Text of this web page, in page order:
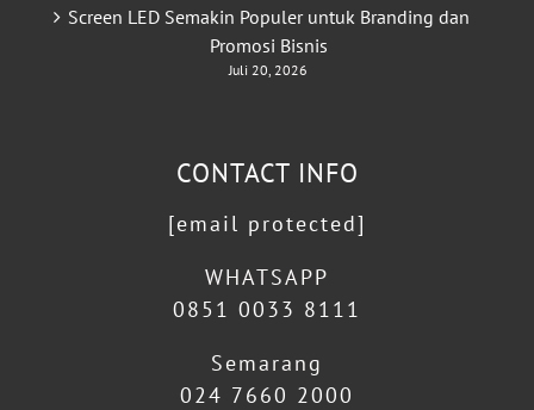
Screen LED Semakin Populer untuk Branding dan
Promosi Bisnis
Juli 20, 2026
CONTACT INFO
[email protected]
WHATSAPP
0851 0033 8111
Semarang
024 7660 2000